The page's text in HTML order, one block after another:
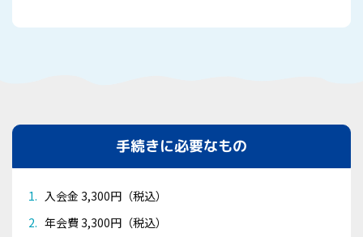
手続きに必要なもの
入会金 3,300円（税込）
年会費 3,300円（税込）